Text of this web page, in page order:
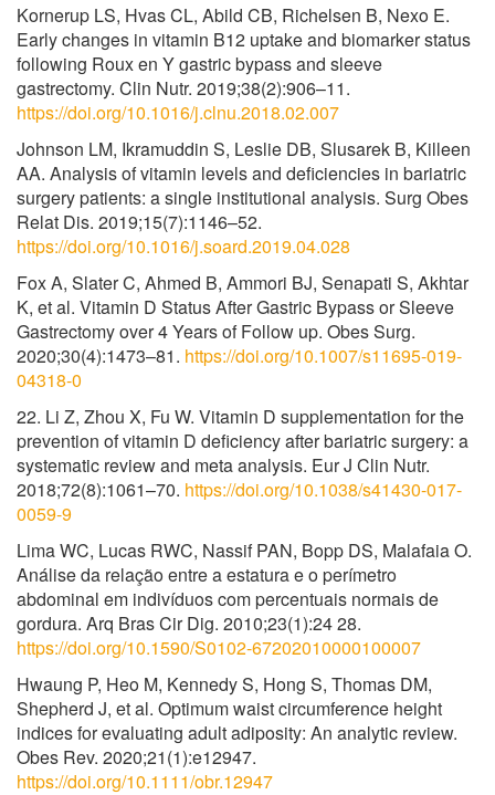
Kornerup LS, Hvas CL, Abild CB, Richelsen B, Nexo E.
Early changes in vitamin B12 uptake and biomarker status
following Roux en Y gastric bypass and sleeve
gastrectomy. Clin Nutr. 2019;38(2):906–11.
https://doi.org/10.1016/j.clnu.2018.02.007
Johnson LM, Ikramuddin S, Leslie DB, Slusarek B, Killeen
AA. Analysis of vitamin levels and deficiencies in bariatric
surgery patients: a single institutional analysis. Surg Obes
Relat Dis. 2019;15(7):1146–52.
https://doi.org/10.1016/j.soard.2019.04.028
Fox A, Slater C, Ahmed B, Ammori BJ, Senapati S, Akhtar
K, et al. Vitamin D Status After Gastric Bypass or Sleeve
Gastrectomy over 4 Years of Follow up. Obes Surg.
2020;30(4):1473–81. https://doi.org/10.1007/s11695-019-
04318-0
22. Li Z, Zhou X, Fu W. Vitamin D supplementation for the
prevention of vitamin D deficiency after bariatric surgery: a
systematic review and meta analysis. Eur J Clin Nutr.
2018;72(8):1061–70. https://doi.org/10.1038/s41430-017-
0059-9
Lima WC, Lucas RWC, Nassif PAN, Bopp DS, Malafaia O.
Análise da relação entre a estatura e o perímetro
abdominal em indivíduos com percentuais normais de
gordura. Arq Bras Cir Dig. 2010;23(1):24 28.
https://doi.org/10.1590/S0102-67202010000100007
Hwaung P, Heo M, Kennedy S, Hong S, Thomas DM,
Shepherd J, et al. Optimum waist circumference height
indices for evaluating adult adiposity: An analytic review.
Obes Rev. 2020;21(1):e12947.
https://doi.org/10.1111/obr.12947